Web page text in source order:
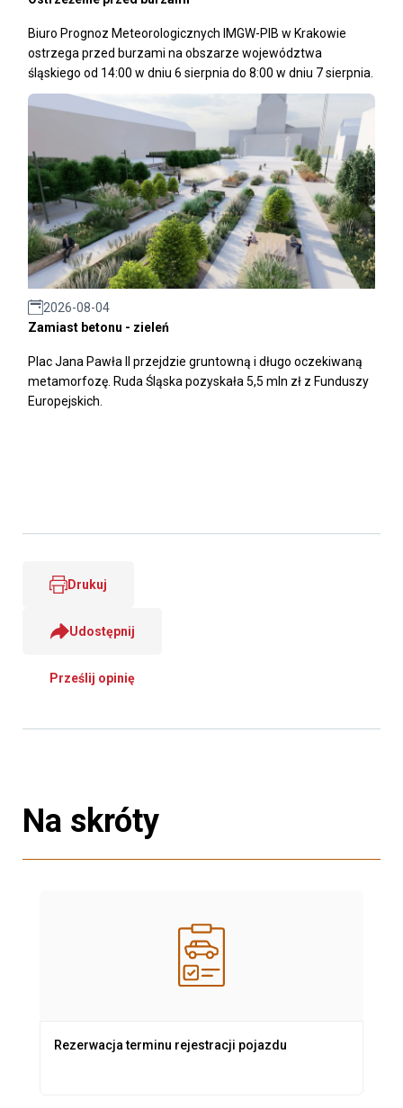
Biuro Prognoz Meteorologicznych IMGW-PIB w Krakowie
ostrzega przed burzami na obszarze województwa
śląskiego od 14:00 w dniu 6 sierpnia do 8:00 w dniu 7 sierpnia.
2026-08-04
Zamiast betonu - zieleń
Plac Jana Pawła II przejdzie gruntowną i długo oczekiwaną
metamorfozę. Ruda Śląska pozyskała 5,5 mln zł z Funduszy
Europejskich.
Drukuj
Udostępnij
Prześlij opinię
Na skróty
Rezerwacja terminu rejestracji pojazdu